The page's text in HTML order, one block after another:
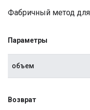
Фабричный метод
Параметры
объем
Возврат